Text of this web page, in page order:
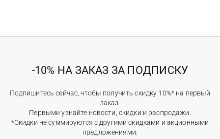
-10% НА ЗАКАЗ ЗА ПОДПИСКУ
Подпишитесь сейчас, чтобы получить скидку 10%* на первый
заказ.
Первыми узнайте новости, скидки и распродажи.
*Скидки не суммируются с другими скидками и акционными
предложениями.